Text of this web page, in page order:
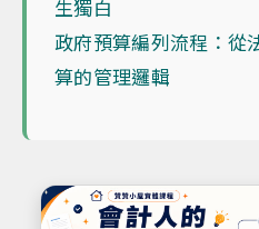
生獨白
政府預算編列流程：從
算的管理邏輯